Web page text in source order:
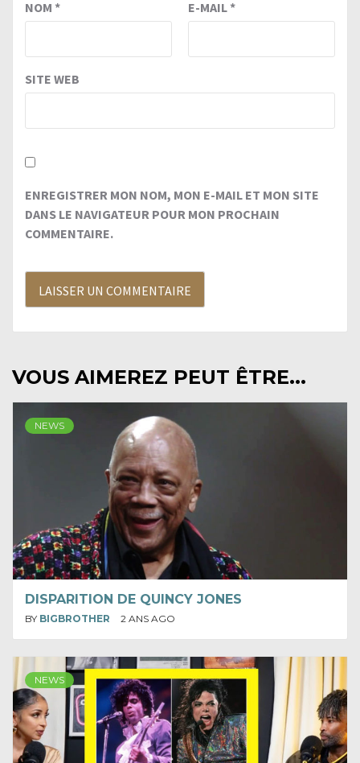
NOM * E-MAIL*
SITE WEB
ENREGISTRER MON NOM, MON E-MAIL ET MON SITE
DANS LE NAVIGATEUR POUR MON PROCHAIN
COMMENTAIRE.
VOUS AIMEREZ PEUT ÊTRE...
NEWS
DISPARITION DE QUINCY JONES
BY BIGBROTHER 2 ANS AGO
NEWS